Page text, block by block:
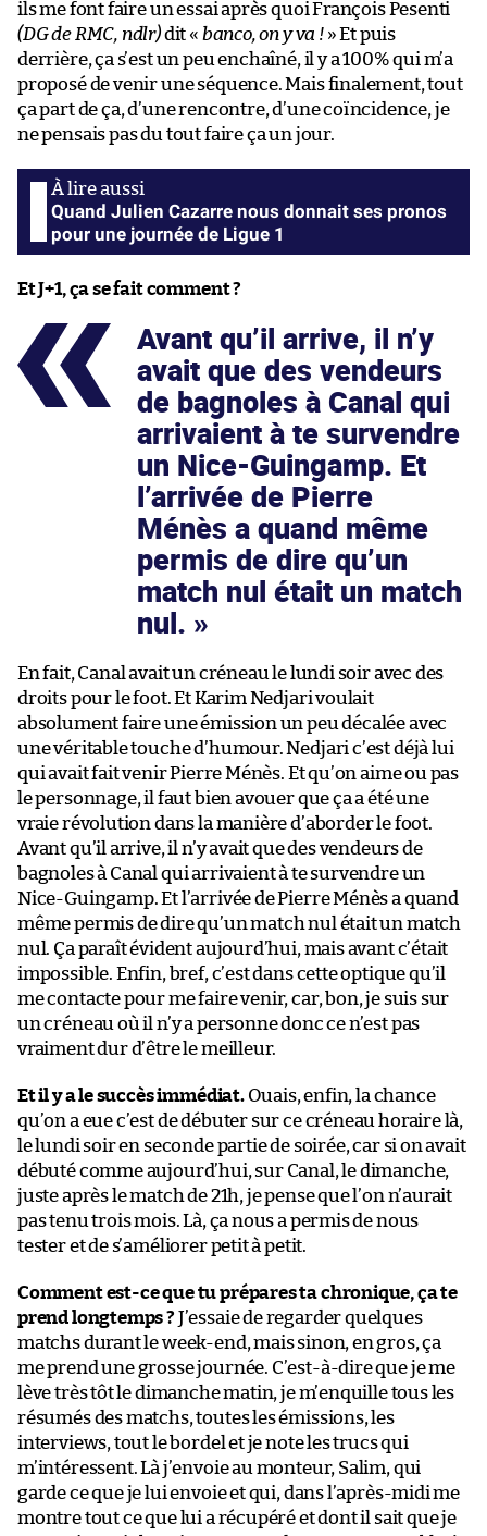
ils me font faire un essai après quoi François Pesenti
(DG de RMC, ndlr)dit « banco, on y va !» Et puis
derrière, ça s’est un peu enchaîné, il y a 100% qui m’a
proposé de venir une séquence. Mais finalement, tout
ça part de ça, d’une rencontre, d’une coïncidence, je
ne pensais pas du tout faire ça un jour.
Quand Julien Cazarre nous donnait ses pronos
pour une journée de Ligue 1
Et J+1, ça se fait comment ?
Avant qu’il arrive, il n’y
avait que des vendeurs
de bagnoles à Canal qui
arrivaient à te survendre
un Nice-Guingamp. Et
l’arrivée de Pierre
Ménès a quand même
permis de dire qu’un
match nul était un match
nul.
En fait, Canal avait un créneau le lundi soir avec des
droits pour le foot. Et Karim Nedjari voulait
absolument faire une émission un peu décalée avec
une véritable touche d’humour. Nedjari c’est déjà lui
qui avait fait venir Pierre Ménès. Et qu’on aime ou pas
le personnage, il faut bien avouer que ça a été une
vraie révolution dans la manière d’aborder le foot.
Avant qu’il arrive, il n’y avait que des vendeurs de
bagnoles à Canal qui arrivaient à te survendre un
Nice-Guingamp. Et l’arrivée de Pierre Ménès a quand
même permis de dire qu’un match nul était un match
nul. Ça paraît évident aujourd’hui, mais avant c’était
impossible. Enfin, bref, c’est dans cette optique qu’il
me contacte pour me faire venir, car, bon, je suis sur
un créneau où il n’y a personne donc ce n’est pas
vraiment dur d’être le meilleur.
Et il y a le succès immédiat.Ouais, enfin, la chance
qu’on a eue c’est de débuter sur ce créneau horaire là,
le lundi soir en seconde partie de soirée, car si on avait
débuté comme aujourd’hui, sur Canal, le dimanche,
juste après le match de 21h, je pense que l’on n’aurait
pas tenu trois mois. Là, ça nous a permis de nous
tester et de s’améliorer petit à petit.
Comment est-ce que tu prépares ta chronique, ça te
prend longtemps ? J’essaie de regarder quelques
matchs durant le week-end, mais sinon, en gros, ça
me prend une grosse journée. C’est-à-dire que je me
lève très tôt le dimanche matin, je m’enquille tous les
résumés des matchs, toutes les émissions, les
interviews, tout le bordel et je note les trucs qui
m’intéressent. Là j’envoie au monteur, Salim, qui
garde ce que je lui envoie et qui, dans l’après-midi me
montre tout ce que lui a récupéré et dont il sait que je